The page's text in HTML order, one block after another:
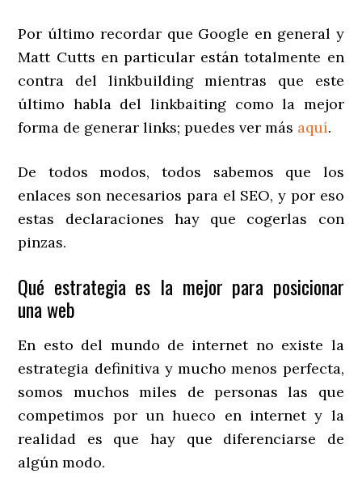
Por último recordar que Google en general y
Matt Cutts en particular están totalmente en
contra del linkbuilding mientras que este
último habla del linkbaiting como la mejor
forma de generar links; puedes ver más aquí.
De todos modos, todos sabemos que los
enlaces son necesarios para el SEO, y por eso
estas declaraciones hay que cogerlas con
pinzas.
Qué estrategia es la mejor para posicionar
una web
En esto del mundo de internet no existe la
estrategia definitiva y mucho menos perfecta,
somos muchos miles de personas las que
competimos por un hueco en internet y la
realidad es que hay que diferenciarse de
algún modo.